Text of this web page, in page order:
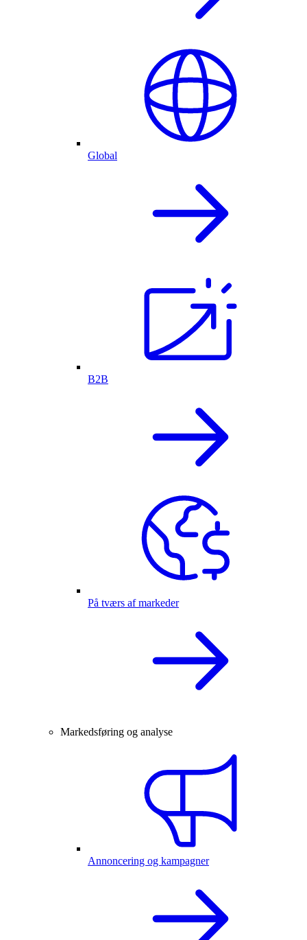
Global
B2B
På tværs af markeder
Markedsføring og analyse
Annoncering og kampagner